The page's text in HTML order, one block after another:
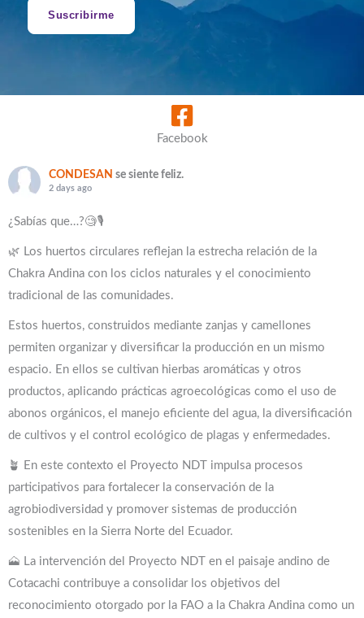
Suscribirme
Facebook
CONDESAN se siente feliz.
2 days ago
¿Sabías que…?🧐🎙️
🌿 Los huertos circulares reflejan la estrecha relación de la
Chakra Andina con los ciclos naturales y el conocimiento
tradicional de las comunidades.
Estos huertos, construidos mediante zanjas y camellones
permiten organizar y diversificar la producción en un mismo
espacio. En ellos se cultivan hierbas aromáticas y otros
productos, aplicando prácticas agroecológicas como el uso de
abonos orgánicos, el manejo eficiente del agua, la diversificación
de cultivos y el control ecológico de plagas y enfermedades.
🪴 En este contexto el Proyecto NDT impulsa procesos
participativos para fortalecer la conservación de la
agrobiodiversidad y promover sistemas de producción
sostenibles en la Sierra Norte del Ecuador.
🗻 La intervención del Proyecto NDT en el paisaje andino de
Cotacachi contribuye a consolidar los objetivos del
reconocimiento otorgado por la FAO a la Chakra Andina como un